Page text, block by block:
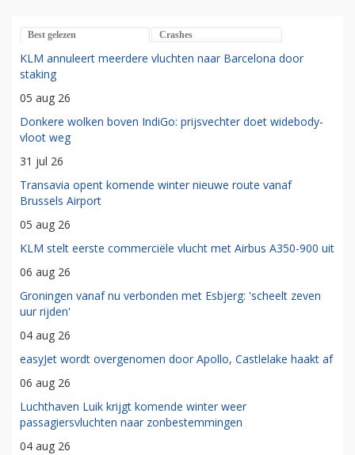
Best gelezen Crashes
KLM annuleert meerdere vluchten naar Barcelona door
staking
05 aug 26
Donkere wolken boven IndiGo: prijsvechter doet widebody-
vloot weg
31 jul 26
Transavia opent komende winter nieuwe route vanaf
Brussels Airport
05 aug 26
KLM stelt eerste commerciële vlucht met Airbus A350-900 uit
06 aug 26
Groningen vanaf nu verbonden met Esbjerg: 'scheelt zeven
uur rijden'
04 aug 26
easyJet wordt overgenomen door Apollo, Castlelake haakt af
06 aug 26
Luchthaven Luik krijgt komende winter weer
passagiersvluchten naar zonbestemmingen
04 aug 26